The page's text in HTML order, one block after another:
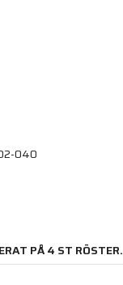
040
PÅ4 ST RÖSTER.